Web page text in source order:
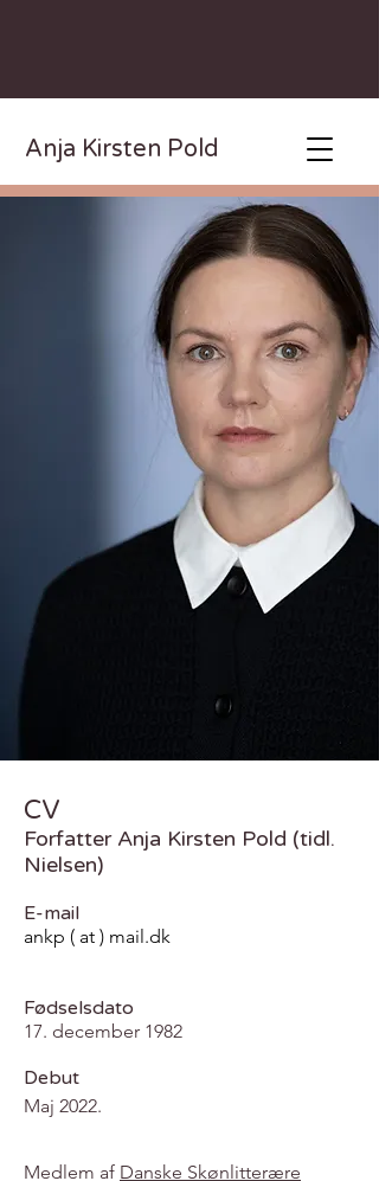
Anja Kirsten Pold
CV
Forfatter Anja Kirsten Pold (tidl.
Nielsen)
E-mail
ankp ( at ) mail.dk
Fødselsdato
17. december 1982
Debut
Maj 2022.
Medlem af Danske Skønlitterære